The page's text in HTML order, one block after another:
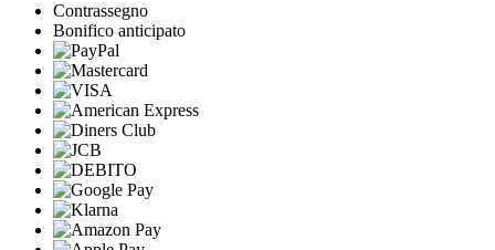
Contrassegno
Bonifico anticipato